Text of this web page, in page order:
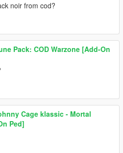
noir from cod?
Pack: COD Warzone [Add-On
Cage klassic - Mortal
Ped]